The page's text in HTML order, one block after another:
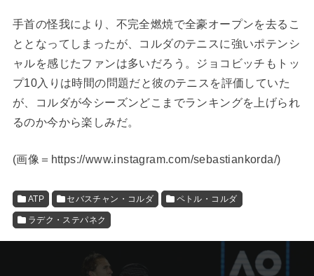
手首の怪我により、不完全燃焼で全豪オープンを去るこ
ととなってしまったが、コルダのテニスに強いポテンシ
ャルを感じたファンは多いだろう。ジョコビッチもトッ
プ10入りは時間の問題だと彼のテニスを評価していた
が、コルダが今シーズンどこまでランキングを上げられ
るのか今から楽しみだ。
(画像＝https://www.instagram.com/sebastiankorda/)
ATP セバスチャン・コルダ ペトル・コルダ
ラデク・ステパネク